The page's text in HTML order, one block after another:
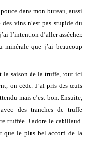
dans mon bureau, aussi
vins n’est pas stupide du
l’intention d’aller assécher.
minérale que j’ai beaucoup
la saison de la truffe, tout ici
on cède. J’ai pris des œufs
mais c’est bon. Ensuite,
des tranches de truffe
truffée. J’adore le cabillaud.
que le plus bel accord de la